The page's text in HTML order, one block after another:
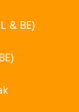
& BE)